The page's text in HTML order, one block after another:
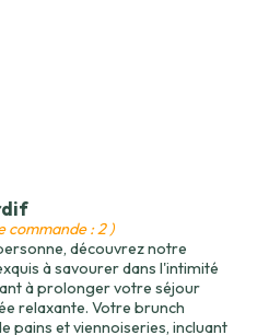
au coeur coulant
rouges 1 bouteille de vin à
votre cabane La composition
les produits de saison
commande : 2 )
découvrez notre
à savourer dans l'intimité
à prolonger votre séjour
relaxante. Votre brunch
pains et viennoiseries, incluant